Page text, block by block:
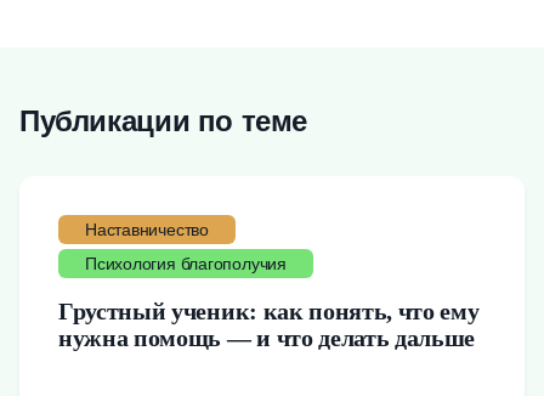
Публикации по теме
Наставничество
Психология благополучия
Грустный ученик: как понять, что ему
нужна помощь — и что делать дальше